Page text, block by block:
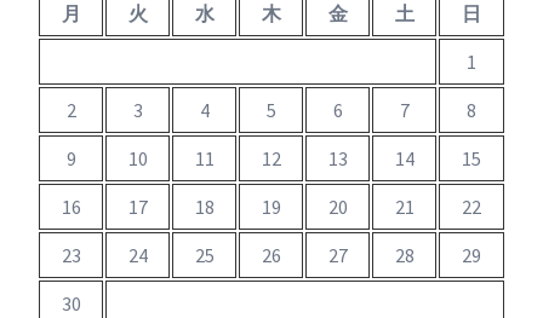
月 火 水 木 金 土
日
1
2
3 4 5 6 7
8
9
10 11 12 13 14
15
16
17 18 19 20 21
22
23
24 25 26 27 28
29
30